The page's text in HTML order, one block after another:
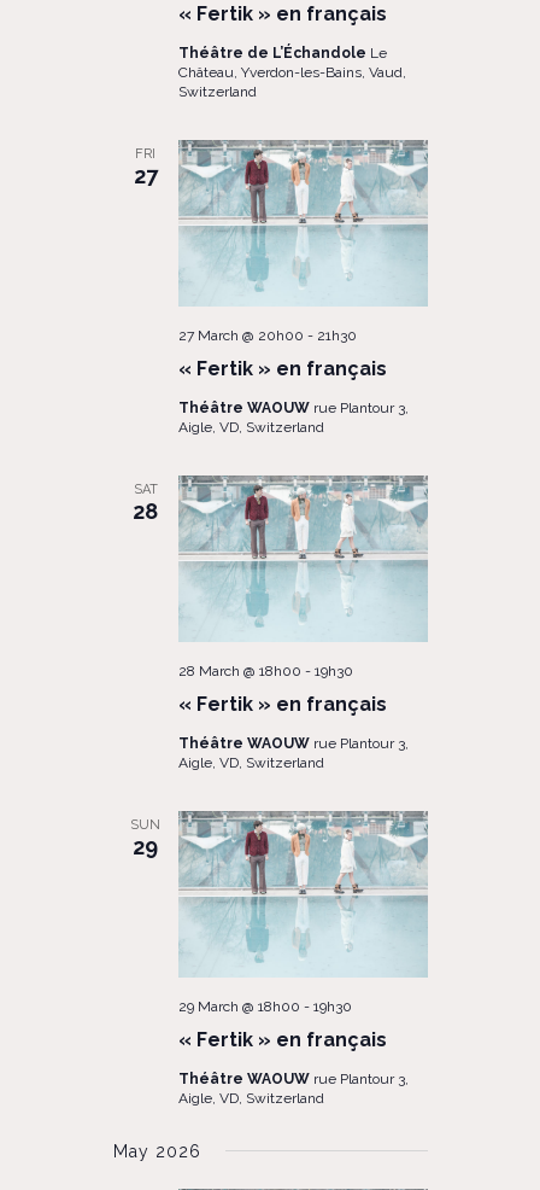
« Fertik » en français
Théâtre de L’Échandole Le
Château, Yverdon-les-Bains, Vaud,
Switzerland
FRI
27
« Fertik » en français
27 March @ 20h00 - 21h30
Théâtre WAOUW rue Plantour 3,
Aigle, VD, Switzerland
SAT
28
« Fertik » en français
28 March @ 18h00 - 19h30
Théâtre WAOUW rue Plantour 3,
Aigle, VD, Switzerland
SUN
29
« Fertik » en français
29 March @ 18h00 - 19h30
Théâtre WAOUW rue Plantour 3,
Aigle, VD, Switzerland
May 2026